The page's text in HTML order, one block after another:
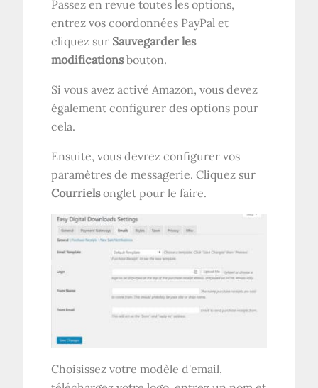
Passez en revue toutes les options,
entrez vos coordonnées PayPal et
cliquez sur Sauvegarder les
modificationsbouton.
Si vous avez activé Amazon, vous devez
également configurer des options pour
cela.
Ensuite, vous devrez configurer vos
paramètres de messagerie. Cliquez sur
Courrielsonglet pour le faire.
Choisissez votre modèle d'email,